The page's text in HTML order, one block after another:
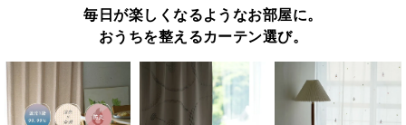
毎日が楽しくなるようなお部屋に。
おうちを整えるカーテン選び。